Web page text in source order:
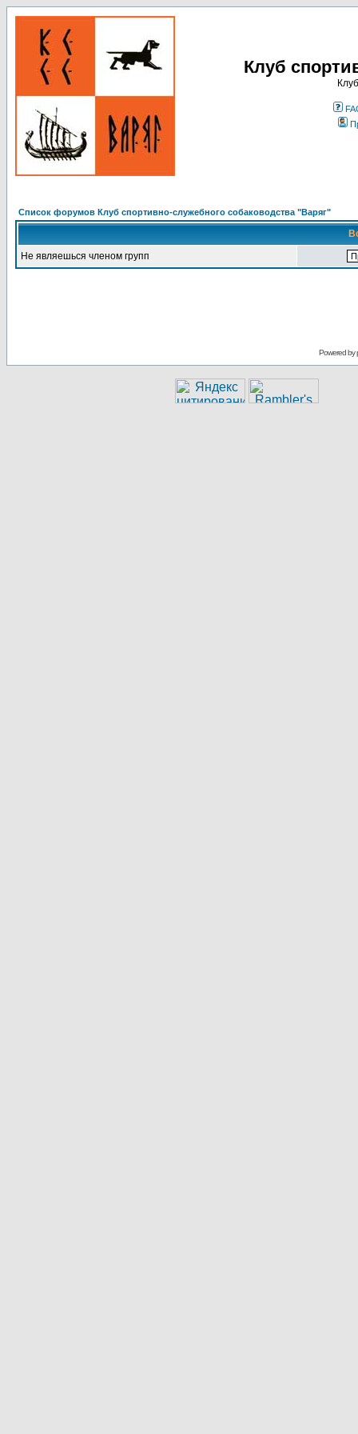
Клуб
Список форумов Клуб спортивно-служебного собаководства "Варяг"
Не являешься членом групп
Powered by